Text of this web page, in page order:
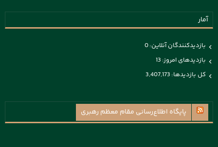
آمار
بازدیدکنندگان آنلاین:0
بازدیدهای امروز: 13
کل بازدیدها: 3,407,173
پايگاه اطلاع‌رسانی مقام معظم رهبری